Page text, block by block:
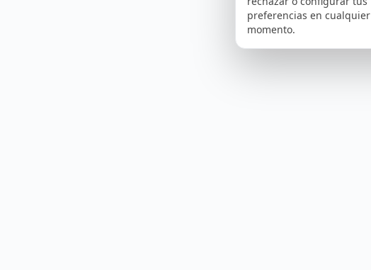
preferencias en cualquier
momento.